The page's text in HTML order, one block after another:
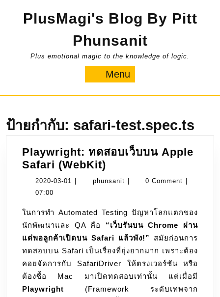
PlusMagi's Blog By Pitt
Phunsanit
Plus emotional magic to the knowledge of logic.
Menu
ป้ายกำกับ: safari-test.spec.ts
Playwright: ทดสอบเว็บบน Apple
Safari (WebKit)
ทดสอบ
Apple
Safari
(WebKit)
2020-03-01 2020- phunsanit phunsanit0 Comment
07:00
ในการทำ Automated Testing ปัญหาโลกแตกของ
นักพัฒนาและ QA คือ “เว็บรันบน Chrome ผ่าน
แต่พอลูกค้าเปิดบน Safari แล้วพัง!”
สมัยก่อนการ
ทดสอบบน Safari เป็นเรื่องที่ยุ่งยากมาก เพราะต้อง
คอยจัดการกับ SafariDriver ให้ตรงเวอร์ชัน หรือ
ต้องซื้อ Mac มาเปิดทดสอบเท่านั้น แต่เมื่อมี
Playwright (Framework ระดับเทพจาก